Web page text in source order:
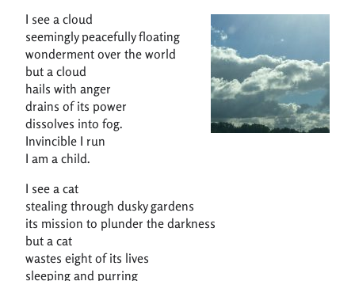
I see a cloud
seemingly peacefully floating
wonderment over the world
but a cloud
hails with anger
drains of its power
dissolves into fog.
Invincible I run
I am a child.
I see a cat
stealing through dusky gardens
its mission to plunder the darkness
but a cat
wastes eight of its lives
sleeping and purring